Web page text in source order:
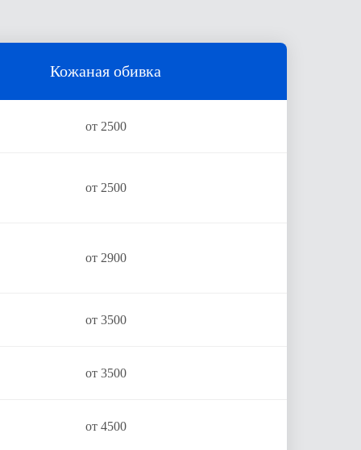
Кожаная обивка
от 2500
от 2500
от 2900
от 3500
от 3500
от 4500